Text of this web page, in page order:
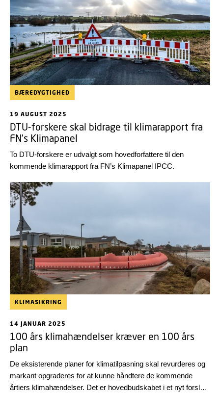
BÆREDYGTIGHED
19 AUGUST 2025
DTU-forskere skal bidrage til klimarapport fra
FN’s Klimapanel
To DTU-forskere er udvalgt som hovedforfattere til den
kommende klimarapport fra FN’s Klimapanel IPCC.
KLIMASIKRING
14 JANUAR 2025
100 års klimahændelser kræver en 100 års
plan
De eksisterende planer for klimatilpasning skal revurderes og
markant opgraderes for at kunne håndtere de kommende
årtiers klimahændelser. Det er hovedbudskabet i et nyt forslag